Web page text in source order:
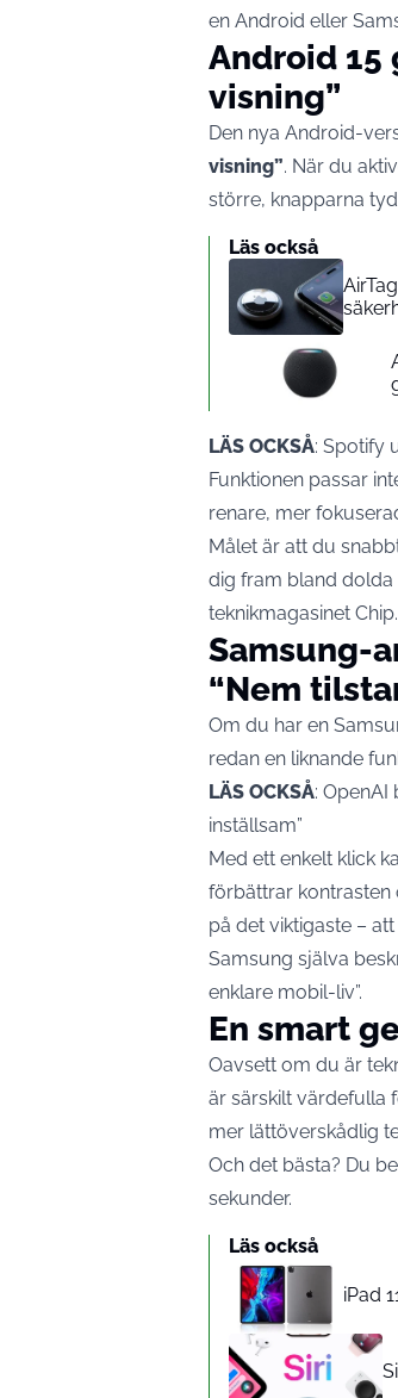
en Android eller
Android 15
visning”
Den nya Android-
visning”. När du
större, knapparna
Läs också
LÄS OCKSÅ: Spotify
Funktionen passar
renare, mer
Målet är att du
dig fram bland dolda
teknikmagasinet Chip.
Samsung-
“Nem
Om du har en
redan en liknande
LÄS OCKSÅ: OpenAI
inställsam”
Med ett enkelt klick
förbättrar kontrasten
på det viktigaste –
Samsung själva
enklare mobil-liv”.
En smart
Oavsett om du är
är särskilt värdefulla
mer lättöverskådlig
Och det bästa? Du
sekunder.
Läs också
iPad